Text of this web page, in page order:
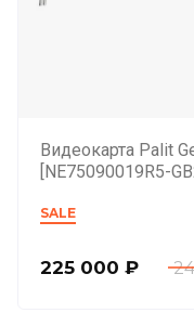
Видеокарта Palit
[NE75090019R5-
SALE
225 000 ₽